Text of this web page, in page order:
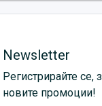
Newsletter
Регистрирайте се,
новите промоции!